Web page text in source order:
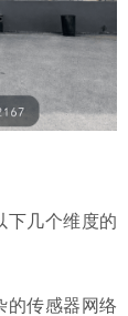
下几个维度的
的传感器网络